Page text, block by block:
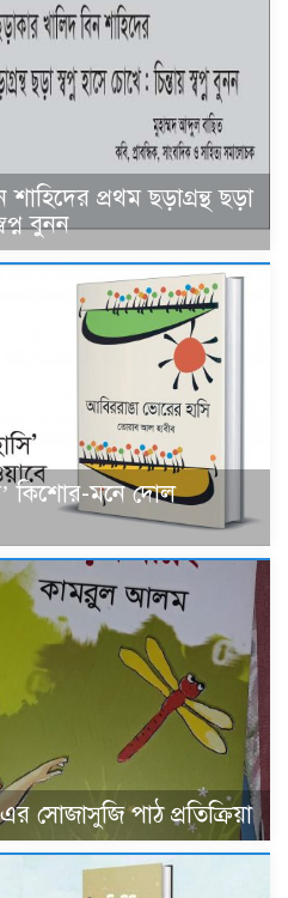
প্রথম ছড়াগ্রন্থ ছড়া
বুনন
কিশোর-মনে দোল
সোজাসুজি পাঠ প্রতিক্রিয়া